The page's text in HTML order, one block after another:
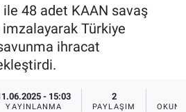
ile 48 adet KAAN savaş
Türkiye
ihracat
- 15:03
YAYINLANMA
2
PAYLAŞIM
Haritası
ve Fikstür